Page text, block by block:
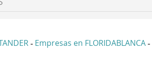
- Empresas en FLORIDABLANCA -